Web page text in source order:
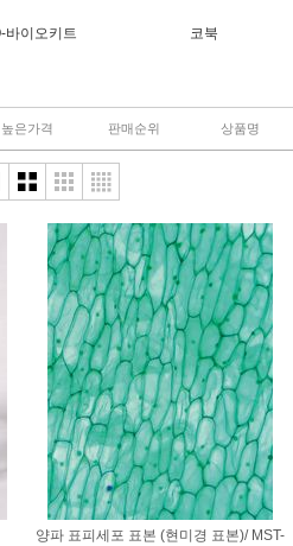
바이오키트 코북
높은가격 판매순위 상품명
양파 표피세포 표본 (현미경 표본)/ MST-